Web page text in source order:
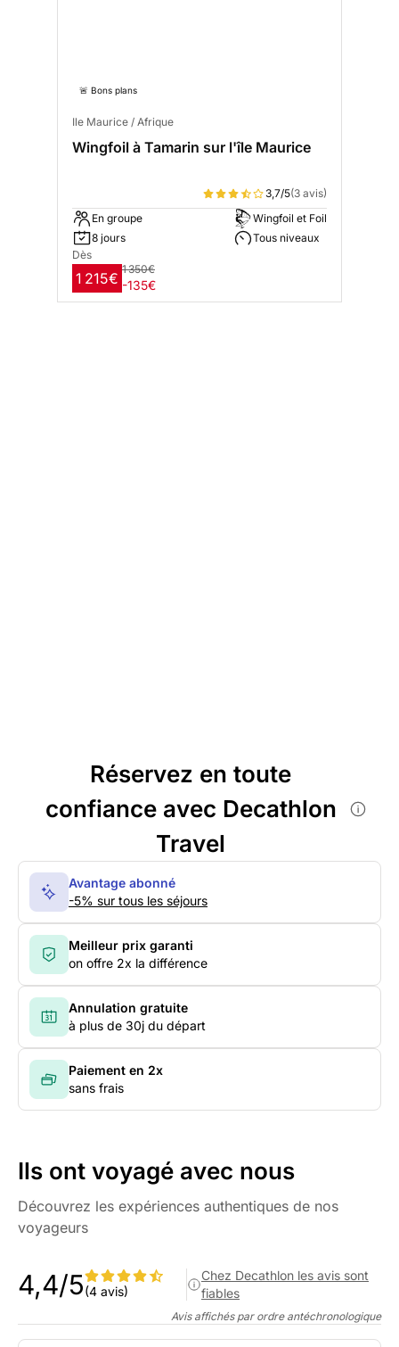
🚨 Bons plans
Ile Maurice / Afrique
Wingfoil à Tamarin sur l'île Maurice
3,7/5(3 avis)
En groupe
8 jours
Wingfoil et Foil
Tous niveaux
Dès
1 215€
1 350€
-135€
Réservez en toute
confiance avec Decathlon
Travel
Avantage abonné
-5% sur tous les séjours
Meilleur prix garanti
on offre 2x la différence
Annulation gratuite
à plus de 30j du départ
Paiement en 2x
sans frais
Ils ont voyagé avec nous
Découvrez les expériences authentiques de nos
voyageurs
4,4/5(4 avis)
Chez Decathlon les avis sont
fiables
Avis affichés par ordre antéchronologique